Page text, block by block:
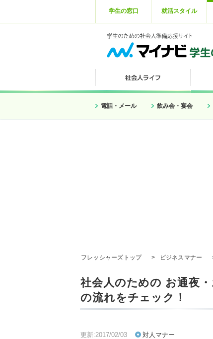
学生の窓口 就活スタイル
電話・メール 飲み会・宴会
フレッシャーズトップ > ビジネスマナー
社会人のための お通夜
の流れをチェック！
更新:2017/02/03 対人マナー